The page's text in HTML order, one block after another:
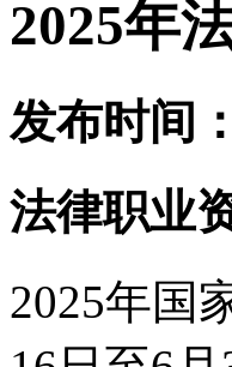
2025年
发布时间：
法律职业
2025年国